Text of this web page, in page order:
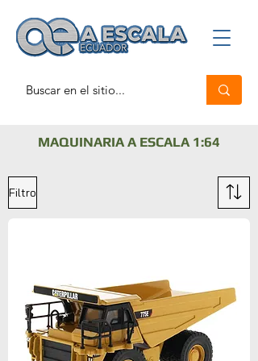
MAQUINARIA A ESCALA 1:64
Filtro